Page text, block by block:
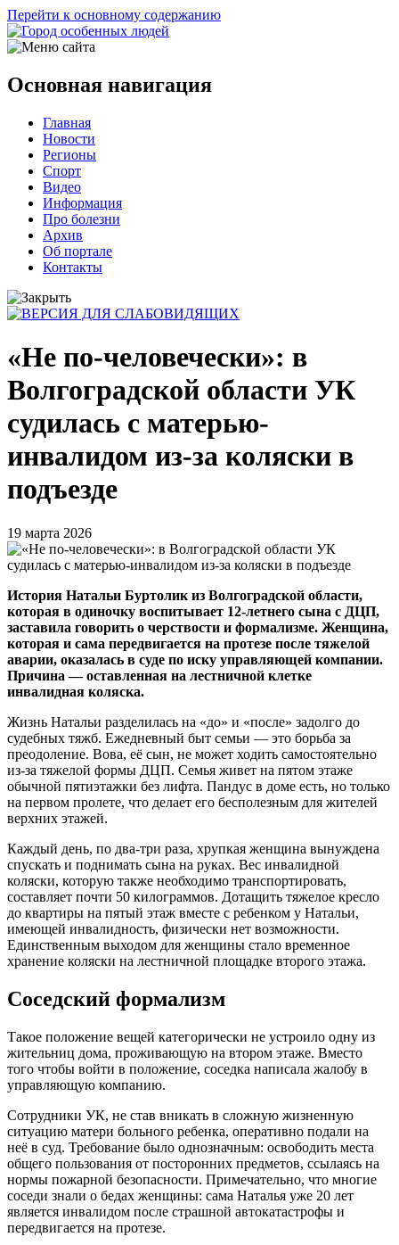
Перейти к основному содержанию
Основная навигация
Главная
Новости
Регионы
Спорт
Видео
Информация
Про болезни
Архив
Об портале
Контакты
«Не по-человечески»: в
Волгоградской области УК
судилась с матерью-
инвалидом из-за коляски в
подъезде
19 марта 2026
История Натальи Буртолик из Волгоградской области,
которая в одиночку воспитывает 12-летнего сына с ДЦП,
заставила говорить о черствости и формализме. Женщина,
которая и сама передвигается на протезе после тяжелой
аварии, оказалась в суде по иску управляющей компании.
Причина — оставленная на лестничной клетке
инвалидная коляска.
Жизнь Натальи разделилась на «до» и «после» задолго до
судебных тяжб. Ежедневный быт семьи — это борьба за
преодоление. Вова, её сын, не может ходить самостоятельно
из-за тяжелой формы ДЦП. Семья живет на пятом этаже
обычной пятиэтажки без лифта. Пандус в доме есть, но только
на первом пролете, что делает его бесполезным для жителей
верхних этажей.
Каждый день, по два-три раза, хрупкая женщина вынуждена
спускать и поднимать сына на руках. Вес инвалидной
коляски, которую также необходимо транспортировать,
составляет почти 50 килограммов. Дотащить тяжелое кресло
до квартиры на пятый этаж вместе с ребенком у Натальи,
имеющей инвалидность, физически нет возможности.
Единственным выходом для женщины стало временное
хранение коляски на лестничной площадке второго этажа.
Соседский формализм
Такое положение вещей категорически не устроило одну из
жительниц дома, проживающую на втором этаже. Вместо
того чтобы войти в положение, соседка написала жалобу в
управляющую компанию.
Сотрудники УК, не став вникать в сложную жизненную
ситуацию матери больного ребенка, оперативно подали на
неё в суд. Требование было однозначным: освободить места
общего пользования от посторонних предметов, ссылаясь на
нормы пожарной безопасности. Примечательно, что многие
соседи знали о бедах женщины: сама Наталья уже 20 лет
является инвалидом после страшной автокатастрофы и
передвигается на протезе.